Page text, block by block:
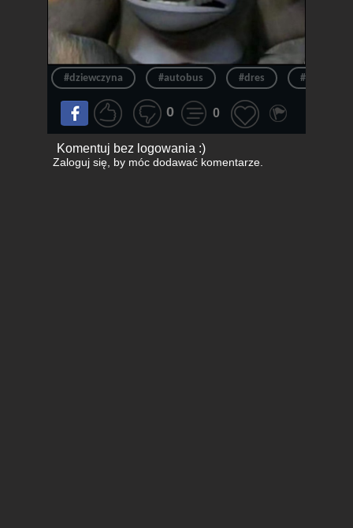
#dziewczyna #autobus #dres #małpa
0 0
Komentuj bez logowania :)
Zaloguj się, by móc dodawać komentarze.